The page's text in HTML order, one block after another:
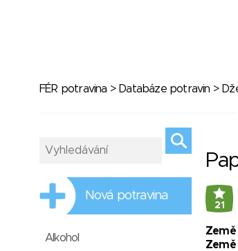
FÉR potravina > Databáze potravin >
21
Nová potravina
Alkohol